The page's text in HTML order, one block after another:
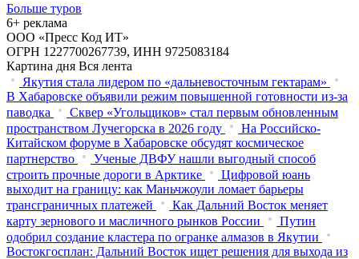
Больше туров
6+ реклама
ООО «Пресс Код ИТ»
ОГРН 1227700267739, ИНН 9725083184
Картина дня Вся лента
Якутия стала лидером по «дальневосточным гектарам»
В Хабаровске объявили режим повышенной готовности из‑за
паводка
Сквер «Угольщиков» стал первым обновленным
пространством Лучегорска в 2026 году
На Российско-
Китайском форуме в Хабаровске обсудят космическое
партнерство
Ученые ДВФУ нашли выгодный способ
строить прочные дороги в Арктике
Цифровой юань
выходит на границу: как Маньчжоули ломает барьеры
трансграничных платежей
Как Дальний Восток меняет
карту зернового и масличного рынков России
Путин
одобрил создание кластера по огранке алмазов в Якутии
Востокгосплан: Дальний Восток ищет решения для выхода из